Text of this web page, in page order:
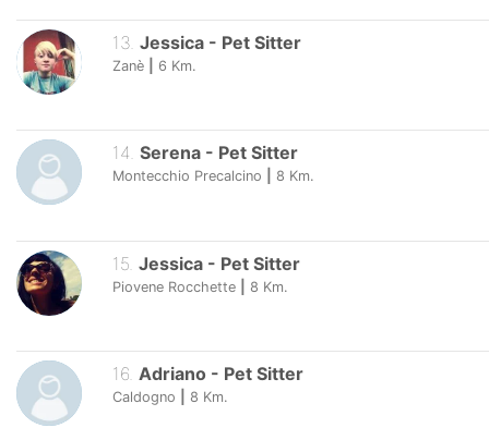
13. Jessica - Pet Sitter
Zanè 6 Km.
14. Serena - Pet Sitter
Montecchio Precalcino 8 Km.
15 Jessica - Pet Sitter
Piovene Rocchette 8 Km.
16 Adriano - Pet Sitter
Caldogno 8 Km.